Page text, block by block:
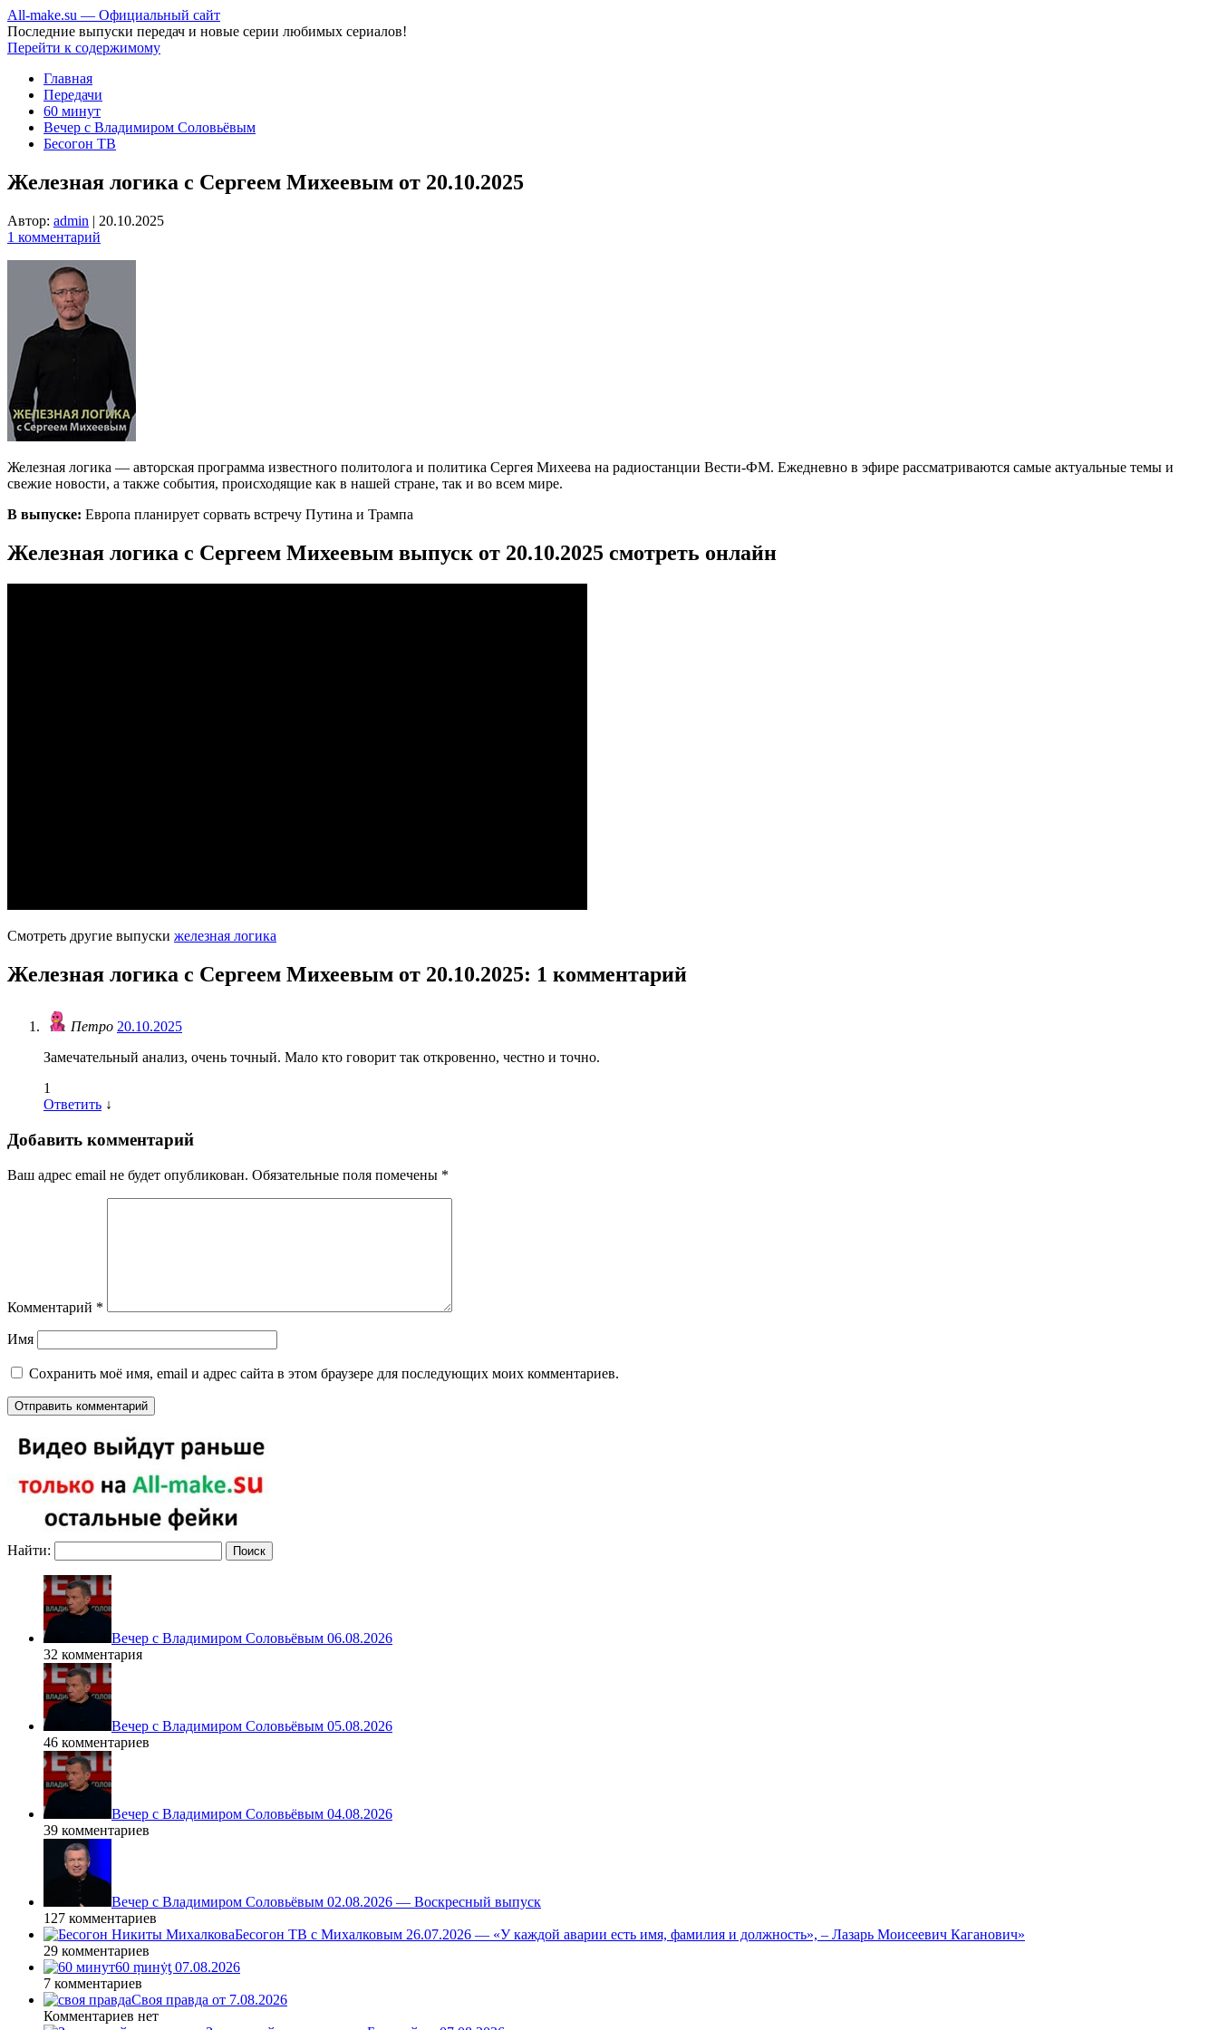
All-make.su — Официальный сайт
Последние выпуски передач и новые серии любимых сериалов!
Перейти к содержимому
Главная
Передачи
60 минут
Вечер с Владимиром Соловьёвым
Бесогон ТВ
Железная логика с Сергеем Михеевым от 20.10.2025
Автор: admin | 20.10.2025
1 комментарий
Железная логика — авторская программа известного политолога и политика Сергея Михеева на радиостанции Вести-ФМ. Ежедневно в эфире рассматриваются самые актуальные темы и
свежие новости, а также события, происходящие как в нашей стране, так и во всем мире.
В выпуске: Европа планирует сорвать встречу Путина и Трампа
Железная логика с Сергеем Михеевым выпуск от 20.10.2025 смотреть онлайн
Смотреть другие выпуски железная логика
Железная логика с Сергеем Михеевым от 20.10.2025: 1 комментарий
Петро 20.10.2025
Замечательный анализ, очень точный. Мало кто говорит так откровенно, честно и точно.
1
Ответить ↓
Добавить комментарий
Ваш адрес email не будет опубликован. Обязательные поля помечены *
Комментарий *
Имя
Сохранить моё имя, email и адрес сайта в этом браузере для последующих моих комментариев.
Найти:
Вечер с Владимиром Соловьёвым 06.08.2026
32 комментария
Вечер с Владимиром Соловьёвым 05.08.2026
46 комментариев
Вечер с Владимиром Соловьёвым 04.08.2026
39 комментариев
Вечер с Владимиром Соловьёвым 02.08.2026 — Воскресный выпуск
127 комментариев
Бесогон ТВ с Михалковым 26.07.2026 — «У каждой аварии есть имя, фамилия и должность», – Лазарь Моисеевич Каганович»
29 комментариев
60 ṃинẏƫ 07.08.2026
7 комментариев
Своя правда от 7.08.2026
Комментариев нет